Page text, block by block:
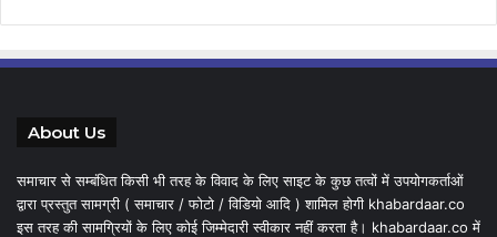
About Us
समाचार से सम्बंधित किसी भी तरह के विवाद के लिए साइट के कुछ तत्वों में उपयोगकर्ताओं
द्वारा प्रस्तुत सामग्री ( समाचार / फोटो / विडियो आदि ) शामिल होगी khabardaar.co
इस तरह की सामग्रियों के लिए कोई जिम्मेदारी स्वीकार नहीं करता है। khabardaar.co में